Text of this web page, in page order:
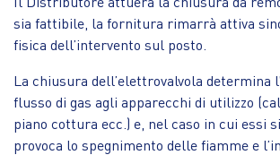
sia fattibile, la fornitura rimarrà attiva
fisica dell’intervento sul posto.
La chiusura dell’elettrovalvola determina
flusso di gas agli apparecchi di utilizzo
piano cottura ecc.) e, nel caso in cui essi
provoca lo spegnimento delle fiamme e